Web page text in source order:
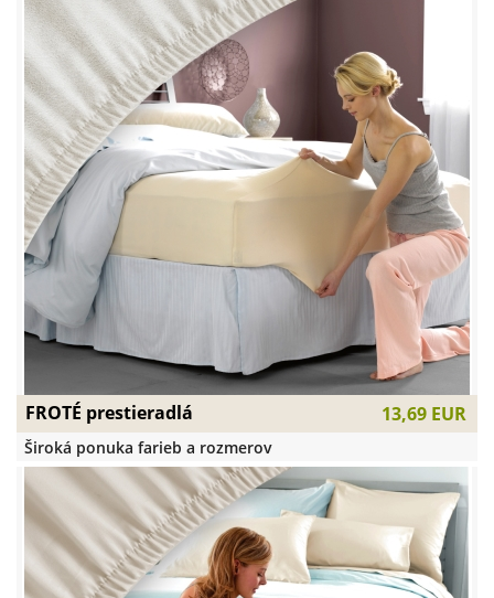
FROTÉ prestieradlá 13,69 EUR
Široká ponuka farieb a rozmerov